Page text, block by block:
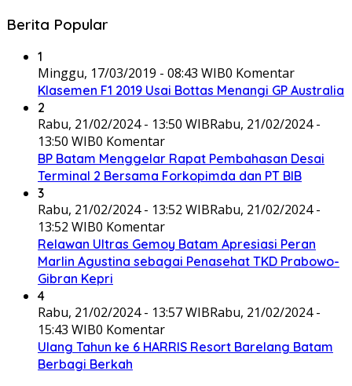
Berita Popular
1
Minggu, 17/03/2019 - 08:43 WIB0 Komentar
Klasemen F1 2019 Usai Bottas Menangi GP Australia
2
Rabu, 21/02/2024 - 13:50 WIBRabu, 21/02/2024 -
13:50 WIB0 Komentar
BP Batam Menggelar Rapat Pembahasan Desai
Terminal 2 Bersama Forkopimda dan PT BIB
3
Rabu, 21/02/2024 - 13:52 WIBRabu, 21/02/2024 -
13:52 WIB0 Komentar
Relawan Ultras Gemoy Batam Apresiasi Peran
Marlin Agustina sebagai Penasehat TKD Prabowo-
Gibran Kepri
4
Rabu, 21/02/2024 - 13:57 WIBRabu, 21/02/2024 -
15:43 WIB0 Komentar
Ulang Tahun ke 6 HARRIS Resort Barelang Batam
Berbagi Berkah